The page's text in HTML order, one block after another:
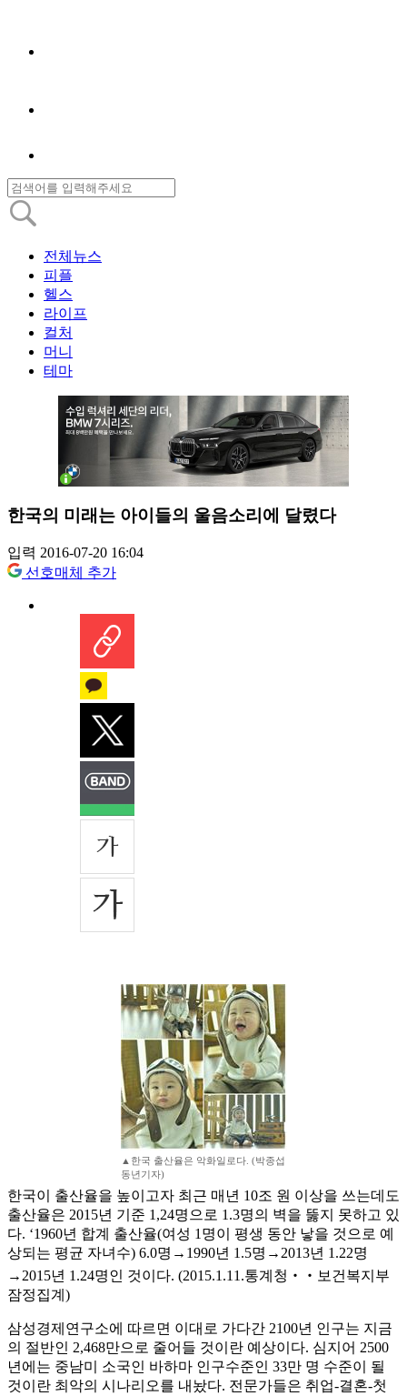
전체뉴스
피플
헬스
라이프
컬처
머니
테마
한국의 미래는 아이들의 울음소리에 달렸다
입력 2016-07-20 16:04
선호매체 추가
▲한국 출산율은 악화일로다. (박종섭
동년기자)
한국이 출산율을 높이고자 최근 매년 10조 원 이상을 쓰는데도
출산율은 2015년 기준 1,24명으로 1.3명의 벽을 뚫지 못하고 있
다. ‘1960년 합계 출산율(여성 1명이 평생 동안 낳을 것으로 예
상되는 평균 자녀수) 6.0명→1990년 1.5명→2013년 1.22명
→2015년 1.24명인 것이다. (2015.1.11.통계청‧‧보건복지부
잠정집계)
삼성경제연구소에 따르면 이대로 가다간 2100년 인구는 지금
의 절반인 2,468만으로 줄어들 것이란 예상이다. 심지어 2500
년에는 중남미 소국인 바하마 인구수준인 33만 명 수준이 될
것이란 최악의 시나리오를 내놨다. 전문가들은 취업-결혼-첫